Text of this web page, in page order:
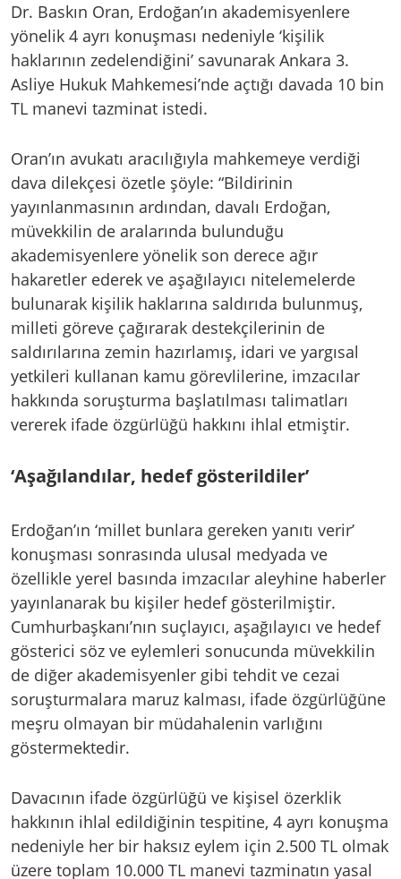
Dr. Baskın Oran, Erdoğan’ın akademisyenlere
yönelik 4 ayrı konuşması nedeniyle ‘kişilik
haklarının zedelendiğini’ savunarak Ankara 3.
Asliye Hukuk Mahkemesi’nde açtığı davada 10 bin
TL manevi tazminat istedi.
Oran’ın avukatı aracılığıyla mahkemeye verdiği
dava dilekçesi özetle şöyle: “Bildirinin
yayınlanmasının ardından, davalı Erdoğan,
müvekkilin de aralarında bulunduğu
akademisyenlere yönelik son derece ağır
hakaretler ederek ve aşağılayıcı nitelemelerde
bulunarak kişilik haklarına saldırıda bulunmuş,
milleti göreve çağırarak destekçilerinin de
saldırılarına zemin hazırlamış, idari ve yargısal
yetkileri kullanan kamu görevlilerine, imzacılar
hakkında soruşturma başlatılması talimatları
vererek ifade özgürlüğü hakkını ihlal etmiştir.
‘Aşağılandılar, hedef gösterildiler’
Erdoğan’ın ‘millet bunlara gereken yanıtı verir’
konuşması sonrasında ulusal medyada ve
özellikle yerel basında imzacılar aleyhine haberler
yayınlanarak bu kişiler hedef gösterilmiştir.
Cumhurbaşkanı’nın suçlayıcı, aşağılayıcı ve hedef
gösterici söz ve eylemleri sonucunda müvekkilin
de diğer akademisyenler gibi tehdit ve cezai
soruşturmalara maruz kalması, ifade özgürlüğüne
meşru olmayan bir müdahalenin varlığını
göstermektedir.
Davacının ifade özgürlüğü ve kişisel özerklik
hakkının ihlal edildiğinin tespitine, 4 ayrı konuşma
nedeniyle her bir haksız eylem için 2.500 TL olmak
üzere toplam 10.000 TL manevi tazminatın yasal